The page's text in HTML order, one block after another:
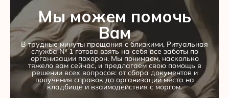
Мы можем помочь
Вам
В трудные минуты прощания с близкими, Ритуальная
служба № 1 готова взять на себя все заботы по
организации похорон. Мы понимаем, насколько
тяжело вам сейчас, и предлагаем свою помощь в
решении всех вопросов: от сбора документов и
получения справок до организации места на
кладбище и взаимодействия с моргом.